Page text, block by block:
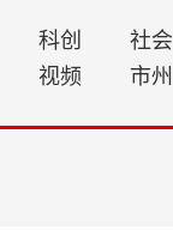
科创 社会
视频 市州